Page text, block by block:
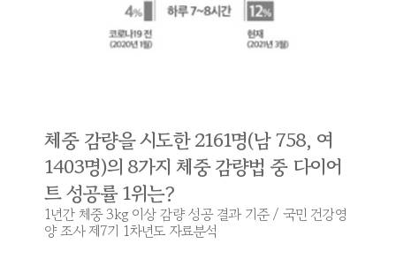
체중 감량을 시도한 2161명(남 758, 여
1403명)의 8가지 체중 감량법 중 다이어
트 성공률 1위는?
1년간 체중 3kg 이상 감량 성공 결과 기준 / 국민 건강영
양 조사 제7기 1차년도 자료분석